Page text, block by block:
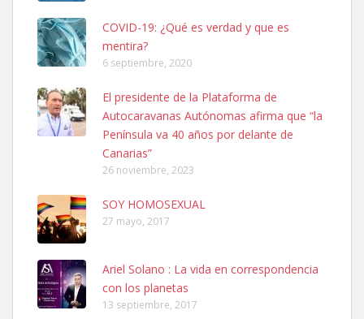
SHIBA PERDIDO AVDA JOSE MESA Y LOPEZ
PERRO MACHO RAZA SHIBA CON MICROCHIP PERDIDO HOY
06/07/2025 ZONA MESA Y LOPEZ. ES MUY ASUSTADIZO
Leales.org » Gran Canaria
6.7.2025
Ninfa perdida
El día 5 se los perdió una ninfa papillera, asustada tiene miedo a la
calle, se perdió por la zon...
COVID-19: ¿Qué es verdad y que es
mentira?
6 septiembre, 2020
El presidente de la Plataforma de
Autocaravanas Autónomas afirma que “la
Península va 40 años por delante de
Canarias”
26 noviembre, 2023
SOY HOMOSEXUAL
27 mayo, 2017
Ariel Solano : La vida en correspondencia
con los planetas
13 septiembre, 2017